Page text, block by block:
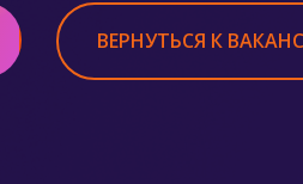
ВЕРНУТЬСЯ К